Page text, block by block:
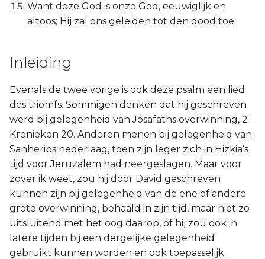
1 Johannes
Judas
Openbaring
Want deze God is onze God, eeuwiglijk en
altoos; Hij zal ons geleiden tot den dood toe.
Inleiding
Evenals de twee vorige is ook deze psalm een lied
des triomfs. Sommigen denken dat hij geschreven
werd bij gelegenheid van Jósafaths overwinning, 2
Kronieken 20. Anderen menen bij gelegenheid van
Sanheribs nederlaag, toen zijn leger zich in Hizkia’s
tijd voor Jeruzalem had neergeslagen. Maar voor
zover ik weet, zou hij door David geschreven
kunnen zijn bij gelegenheid van de ene of andere
grote overwinning, behaald in zijn tijd, maar niet zo
uitsluitend met het oog daarop, of hij zou ook in
latere tijden bij een dergelijke gelegenheid
gebruikt kunnen worden en ook toepasselijk